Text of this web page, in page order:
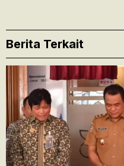
Berita Terkait